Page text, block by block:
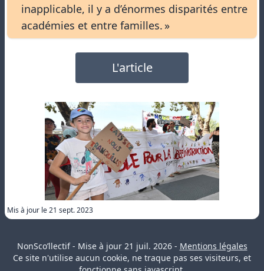
inapplicable, il y a d’énormes disparités entre
académies et entre familles. »
L'article
Mis à jour le21 sept. 2023
NonSco’llectif - Mise à jour 21 juil. 2026- Mentions légales
Ce site n'utilise aucun cookie, ne traque pas ses visiteurs, et